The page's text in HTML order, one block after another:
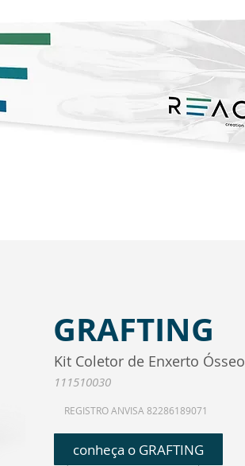
GRAFTING
Kit Coletor de Enxerto Ósseo
111510030
REGISTRO ANVISA 82286189071
conheça o GRAFTING